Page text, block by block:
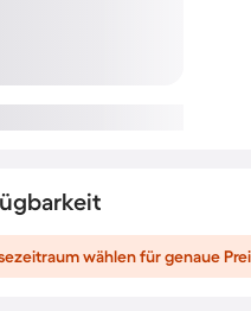
wählen für genaue